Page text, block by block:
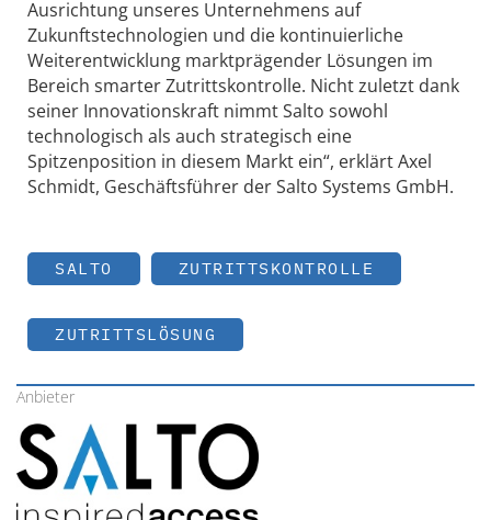
Ausrichtung unseres Unternehmens auf
Zukunftstechnologien und die kontinuierliche
Weiterentwicklung marktprägender Lösungen im
Bereich smarter Zutrittskontrolle. Nicht zuletzt dank
seiner Innovationskraft nimmt Salto sowohl
technologisch als auch strategisch eine
Spitzenposition in diesem Markt ein“, erklärt Axel
Schmidt, Geschäftsführer der Salto Systems GmbH.
SALTO ZUTRITTSKONTROLLE
ZUTRITTSLÖSUNG
Anbieter